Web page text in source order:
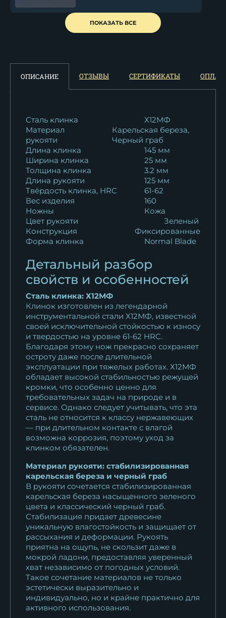
Нож Боец булат карельская
береза...
Нож Боец дамаск торцевой
черный граб...
Нож Боец дамаск волнистый
черный граб...
Нож Боец дамаск торцевой
черный граб...
74 982₽
Нож Боец дамаск
нержавеющий черный...
32 607
Нож Боец RWL-34 мельхиор
черный граб
19 511₽
Нож Боец Sandvik рукоять
черный граб...
14 310₽
Нож Боец КН-01 рукоять
черный граб...
30 388₽
Нож охотничий "Боец"
сталь...
10 922₽
Нож "Боец"...
21 655₽
Нож "Боец"...
21 655 ₽
Нож Боец дамаск торцевой
черный граб...
41 389₽
Нож Боец булат карельская
береза...
18 788 ₽
ПОКАЗАТЬ ВСЕ
ОПИСАНИЕ ОТЗЫВЫ СЕРТИФИКАТЫ
Сталь клинка
Х12МФ
Материал
рукояти
Карельская береза,
Черный граб
Длина клинка
145 мм
Ширина клинка
25 мм
Толщина клинка
3.2 мм
Длина рукояти
125 мм
Твёрдость клинка, HRC
61-62
Вес изделия
160
Ножны
Кожа
Цвет рукояти
Зеленый
Конструкция
Фиксированные
Форма клинка
Normal Blade
Детальный разбор
свойств и особенностей
Сталь клинка: Х12МФ
Клинок изготовлен из легендарной
инструментальной стали Х12МФ, известной
своей исключительной стойкостью к износу
и твердостью на уровне 61-62 HRC.
Благодаря этому нож прекрасно сохраняет
остроту даже после длительной
эксплуатации при тяжелых работах. Х12МФ
обладает высокой стабильностью режущей
кромки, что особенно ценно для
требовательных задач на природе и в
сервисе. Однако следует учитывать, что эта
сталь не относится к классу нержавеющих
— при длительном контакте с влагой
возможна коррозия, поэтому уход за
клинком обязателен.
Материал рукояти: стабилизированная
карельская береза и черный граб
В рукояти сочетается стабилизированная
карельская береза насыщенного зеленого
цвета и классический черный граб.
Стабилизация придает древесине
уникальную влагостойкость и защищает от
рассыхания и деформации. Рукоять
приятна на ощупь, не скользит даже в
мокрой ладони, предоставляя уверенный
хват независимо от погодных условий.
Такое сочетание материалов не только
эстетически выразительно и
индивидуально, но и крайне практично для
активного использования.